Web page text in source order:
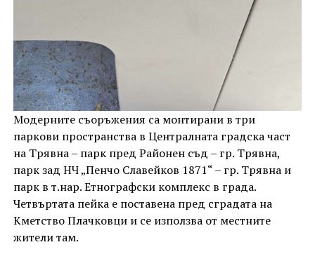
Модерните съоръжения са монтирани в три
паркови пространства в Централната градска част
на Трявна – парк пред Районен съд – гр. Трявна,
парк зад НЧ „Пенчо Славейков 1871“ – гр. Трявна и
парк в т.нар. Етнографски комплекс в града.
Четвъртата пейка е поставена пред сградата на
Кметство Плачковци и се използва от местните
жители там.